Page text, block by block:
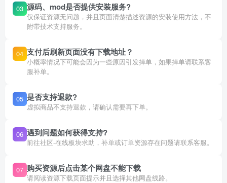
03 源码、mod是否提供安装服务?
仅保证资源无问题，并且页面清楚描述资源的安装使用方法，不
附带技术支持服务。
04 支付后刷新页面没有下载地址？
小概率情况下可能会因为一些原因引发掉单，如果掉单请联系客
服补单。
05 是否支持退款?
虚拟商品不支持退款，请确认需要再下单。
06 遇到问题如何获得支持?
前往社区-在线板块求助，补单或订单资源存在问题请联系客服。
07 购买资源后点击某个网盘不能下载
请阅读资源下载页面提示并且选择其他网盘线路。